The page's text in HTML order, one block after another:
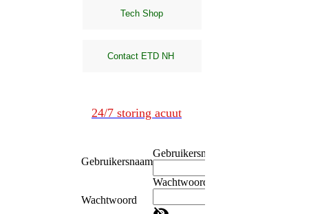
24/7 storing acuut
Gebruikersnaam
Gebruikersnaam
Wachtwoord
Wachtwoord